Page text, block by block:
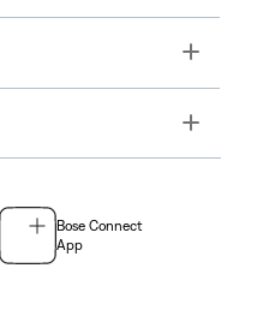
Toggle
Toggle
Bose Connect
App